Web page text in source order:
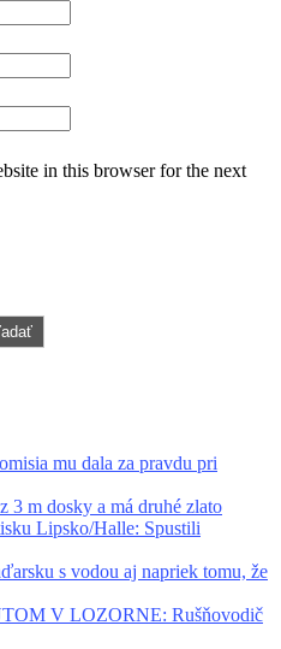
in this browser for the next
mu dala za pravdu pri
3 m dosky a má druhé zlato
Lipsko/Halle: Spustili
s vodou aj napriek tomu, že
V LOZORNE: Rušňovodič